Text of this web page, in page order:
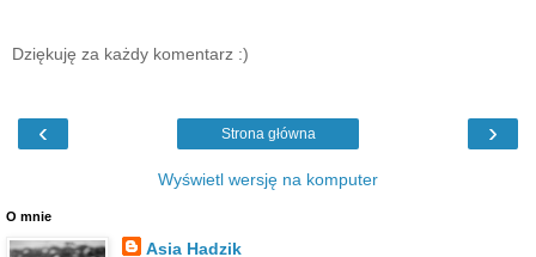
Dziękuję za każdy komentarz :)
‹ ›
Strona główna
Wyświetl wersję na komputer
O mnie
Asia Hadzik